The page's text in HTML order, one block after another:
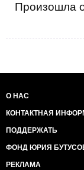
Произошла
О НАС
КОНТАКТНАЯ
ПОДДЕРЖАТЬ
ФОНД ЮРИЯ
РЕКЛАМА